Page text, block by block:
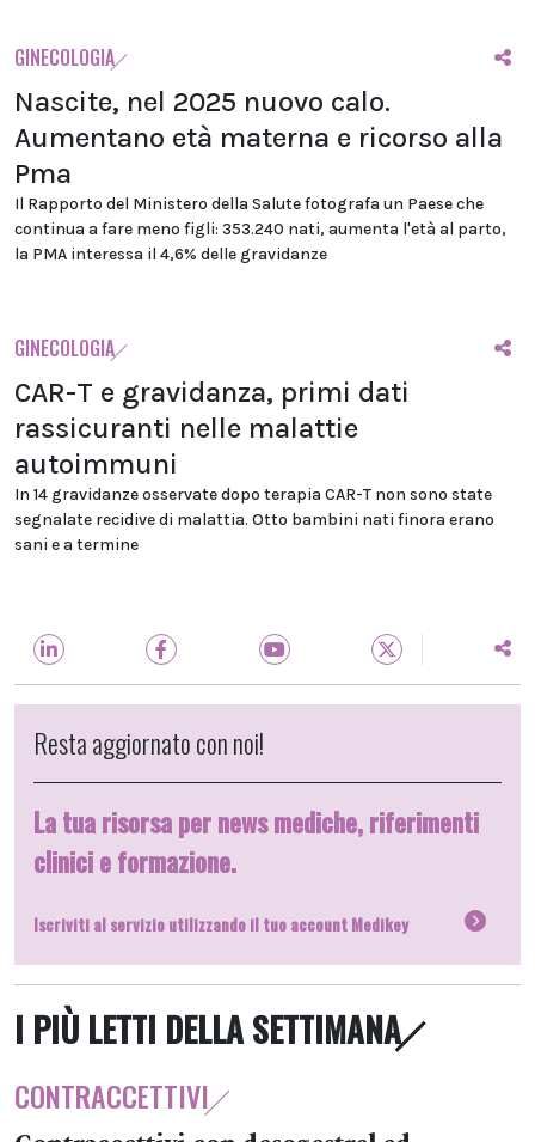
GINECOLOGIA
Nascite, nel 2025 nuovo calo.
Aumentano età materna e ricorso alla
Pma
Il Rapporto del Ministero della Salute fotografa un Paese che
continua a fare meno figli: 353.240 nati, aumenta l'età al parto,
la PMA interessa il 4,6% delle gravidanze
GINECOLOGIA
CAR-T e gravidanza, primi dati
rassicuranti nelle malattie
autoimmuni
In 14 gravidanze osservate dopo terapia CAR-T non sono state
segnalate recidive di malattia. Otto bambini nati finora erano
sani e a termine
Resta aggiornato con noi!
La tua risorsa per news mediche, riferimenti
clinici e formazione.
Iscriviti al servizio utilizzando il tuo account Medikey
I PIÙ LETTI DELLA SETTIMANA
CONTRACCETTIVI